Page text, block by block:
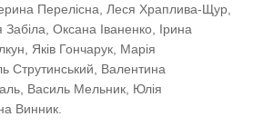
Перелісна, Леся Храплива-Щур,
Оксана Іваненко, Ірина
Яків Гончарук, Марія
Струтинський, Валентина
Василь Мельник, Юлія
Винник.